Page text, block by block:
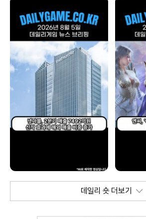
데일리 숏 더보기